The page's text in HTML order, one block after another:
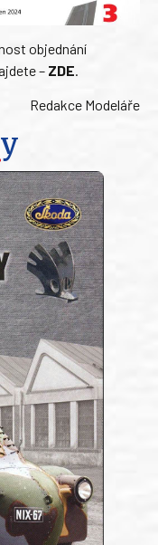
objednání
– ZDE.
Redakce Modeláře